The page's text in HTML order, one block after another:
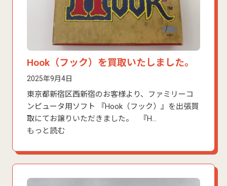
Hook（フック）を買取いたしました。
2025年9月4日
東京都新宿区西新宿のお客様より、ファミリーコ
ンピュータ用ソフト 『Hook（フック）』を出張買
取にてお譲りいただきました。 『H…
もっと読む